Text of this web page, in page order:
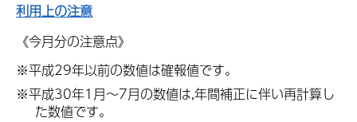
利用上の注意
《今月分の注意点》
※平成29年以前の数値は確報値です。
※平成30年1月～7月の数値は,年間補正に伴い再計算し
た数値です。